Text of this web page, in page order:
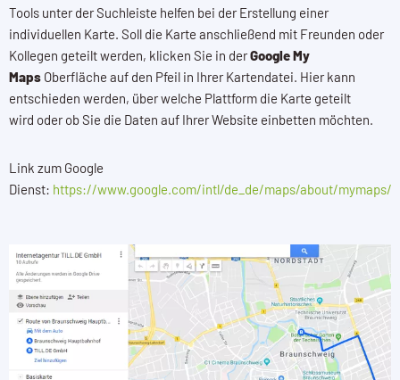
Tools unter der Suchleiste helfen bei der Erstellung einer
individuellen Karte. Soll die Karte anschließend mit Freunden oder
Kollegen geteilt werden, klicken Sie in derGoogle My
Maps Oberfläche auf den Pfeil in Ihrer Kartendatei. Hier kann
entschieden werden, über welche Plattform die Karte geteilt
wird oder ob Sie die Daten auf Ihrer Website einbetten möchten.
Link zum Google
Dienst: https://www.google.com/intl/de_de/maps/about/mymaps/